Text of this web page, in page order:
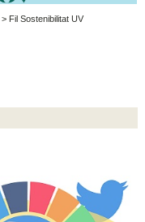
> Fil Sostenibilitat UV